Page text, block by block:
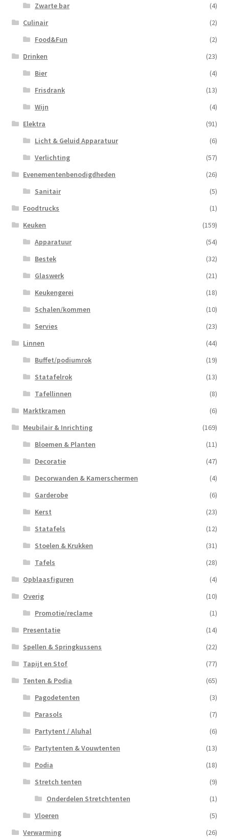
Zwarte bar
(4)
Culinair
(2)
Food&Fun
(2)
Drinken
(23)
Bier
(4)
Frisdrank
(13)
Wijn
(4)
Elektra
(91)
Licht & Geluid Apparatuur
(6)
Verlichting
(57)
Evenementenbenodigdheden
(26)
Sanitair
(5)
Foodtrucks
(1)
Keuken
(159)
Apparatuur
(54)
Bestek
(32)
Glaswerk
(21)
Keukengerei
(18)
Schalen/kommen
(10)
Servies
(23)
Linnen
(44)
Buffet/podiumrok
(19)
Statafelrok
(13)
Tafellinnen
(8)
Marktkramen
(6)
Meubilair & Inrichting
(169)
Bloemen & Planten
(11)
Decoratie
(47)
Decorwanden & Kamerschermen
(4)
Garderobe
(6)
Kerst
(23)
Statafels
(12)
Stoelen & Krukken
(31)
Tafels
(28)
Opblaasfiguren
(4)
Overig
(10)
Promotie/reclame
(1)
Presentatie
(14)
Spellen & Springkussens
(22)
Tapijt en Stof
(77)
Tenten & Podia
(65)
Pagodetenten
(3)
Parasols
(7)
Partytent / Aluhal
(6)
Partytenten & Vouwtenten
(13)
Podia
(18)
Stretch tenten
(9)
Onderdelen Stretchtenten
(1)
Vloeren
(5)
Verwarming
(26)